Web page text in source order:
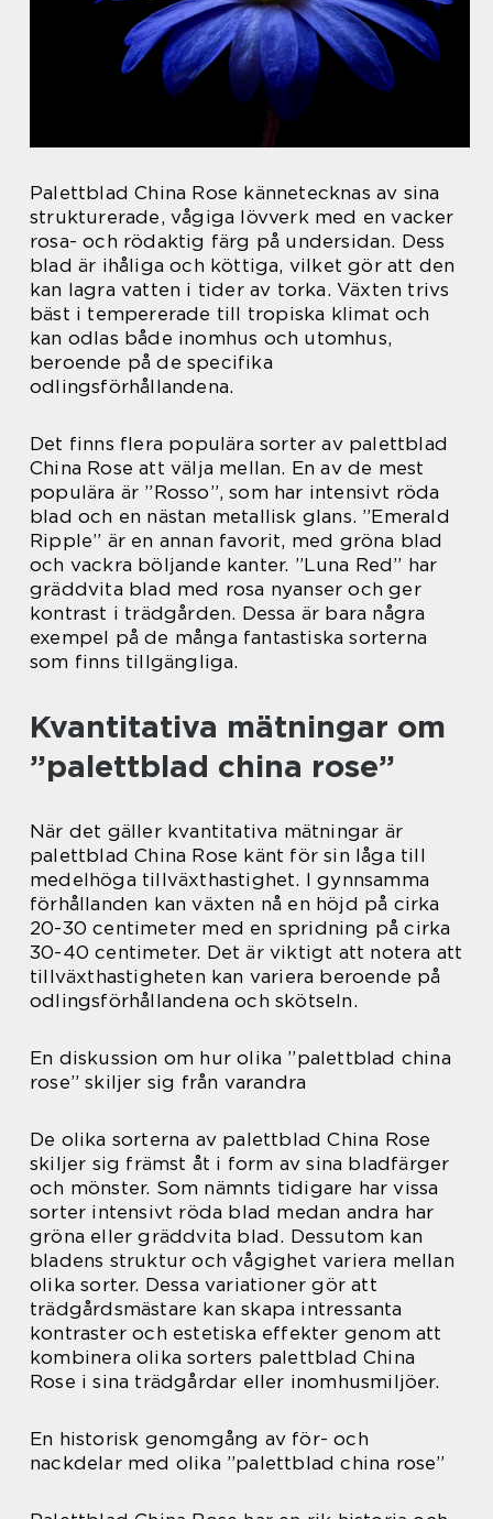
Palettblad China Rose kännetecknas av sina
strukturerade, vågiga lövverk med en vacker
rosa- och rödaktig färg på undersidan. Dess
blad är ihåliga och köttiga, vilket gör att den
kan lagra vatten i tider av torka. Växten trivs
bäst i tempererade till tropiska klimat och
kan odlas både inomhus och utomhus,
beroende på de specifika
odlingsförhållandena.
Det finns flera populära sorter av palettblad
China Rose att välja mellan. En av de mest
populära är ”Rosso”, som har intensivt röda
blad och en nästan metallisk glans. ”Emerald
Ripple” är en annan favorit, med gröna blad
och vackra böljande kanter. ”Luna Red” har
gräddvita blad med rosa nyanser och ger
kontrast i trädgården. Dessa är bara några
exempel på de många fantastiska sorterna
som finns tillgängliga.
Kvantitativa mätningar om
”palettblad china rose”
När det gäller kvantitativa mätningar är
palettblad China Rose känt för sin låga till
medelhöga tillväxthastighet. I gynnsamma
förhållanden kan växten nå en höjd på cirka
20-30 centimeter med en spridning på cirka
30-40 centimeter. Det är viktigt att notera att
tillväxthastigheten kan variera beroende på
odlingsförhållandena och skötseln.
En diskussion om hur olika ”palettblad china
rose” skiljer sig från varandra
De olika sorterna av palettblad China Rose
skiljer sig främst åt i form av sina bladfärger
och mönster. Som nämnts tidigare har vissa
sorter intensivt röda blad medan andra har
gröna eller gräddvita blad. Dessutom kan
bladens struktur och vågighet variera mellan
olika sorter. Dessa variationer gör att
trädgårdsmästare kan skapa intressanta
kontraster och estetiska effekter genom att
kombinera olika sorters palettblad China
Rose i sina trädgårdar eller inomhusmiljöer.
En historisk genomgång av för- och
nackdelar med olika ”palettblad china rose”